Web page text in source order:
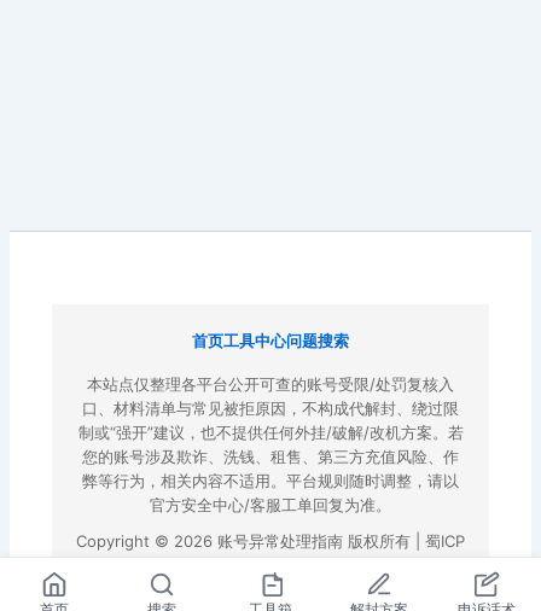
首页工具中心问题搜索
本站点仅整理各平台公开可查的账号受限/处罚复核入
口、材料清单与常见被拒原因，不构成代解封、绕过限
制或“强开”建议，也不提供任何外挂/破解/改机方案。若
您的账号涉及欺诈、洗钱、租售、第三方充值风险、作
弊等行为，相关内容不适用。平台规则随时调整，请以
官方安全中心/客服工单回复为准。
Copyright © 2026 账号异常处理指南 版权所有 | 蜀ICP